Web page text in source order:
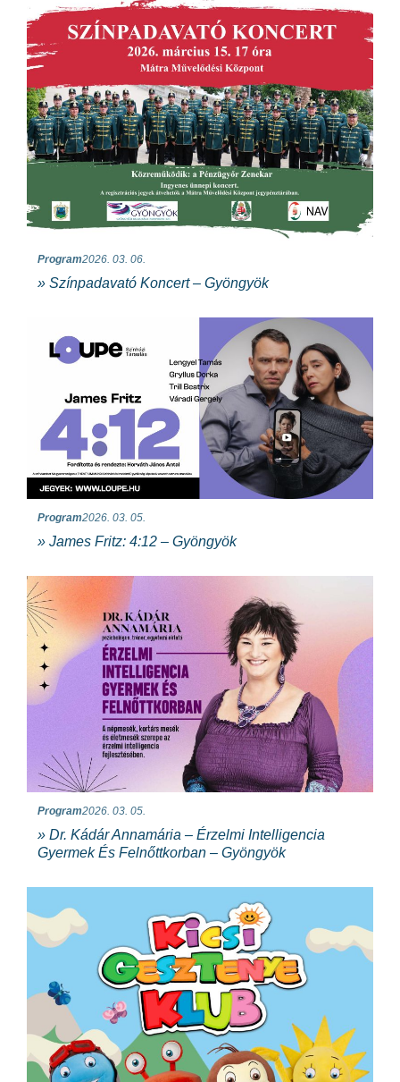
Program2026. 03. 06.
» Színpadavató Koncert – Gyöngyök
Program2026. 03. 05.
» James Fritz: 4:12 – Gyöngyök
Program2026. 03. 05.
» Dr. Kádár Annamária – Érzelmi Intelligencia
Gyermek És Felnőttkorban – Gyöngyök